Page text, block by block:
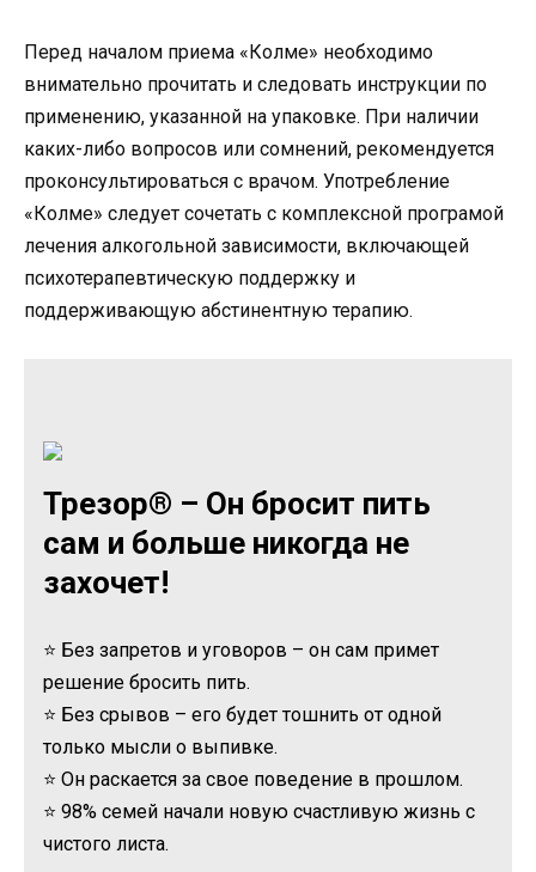
Перед началом приема «Колме» необходимо
внимательно прочитать и следовать инструкции по
применению, указанной на упаковке. При наличии
каких-либо вопросов или сомнений, рекомендуется
проконсультироваться с врачом. Употребление
«Колме» следует сочетать с комплексной програмой
лечения алкогольной зависимости, включающей
психотерапевтическую поддержку и
поддерживающую абстинентную терапию.
Трезор® – Он бросит пить
сам и больше никогда не
захочет!
⭐ Без запретов и уговоров – он сам примет
решение бросить пить.
⭐ Без срывов – его будет тошнить от одной
только мысли о выпивке.
⭐ Он раскается за свое поведение в прошлом.
⭐ 98% семей начали новую счастливую жизнь с
чистого листа.